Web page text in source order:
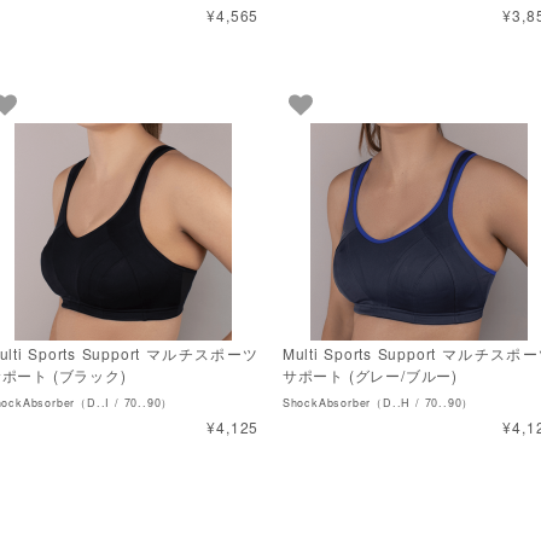
¥4,565
Sports Support マルチスポーツ
ート (ブラック)
（D..I / 70..90）
¥4,125
Multi Sports Support マルチスポー
サポート (グレー/ブルー)
ShockAbsorber（D..H / 70..90）